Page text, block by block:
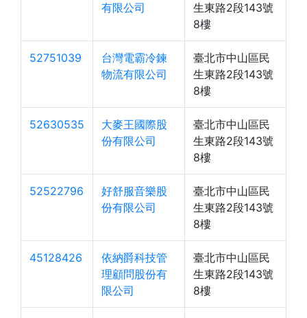
有限公司
生東路2段143號
8樓
52751039
台灣電霸冷鍊
物流有限公司
臺北市中山區民
生東路2段143號
8樓
52630535
大麥王國際股
份有限公司
臺北市中山區民
生東路2段143號
8樓
52522796
好舒服音樂股
份有限公司
臺北市中山區民
生東路2段143號
8樓
45128426
依納爵科技管
理顧問股份有
限公司
臺北市中山區民
生東路2段143號
8樓